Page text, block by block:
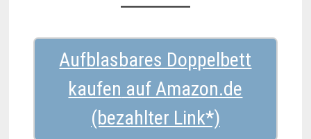
Aufblasbares Doppelbett
kaufen